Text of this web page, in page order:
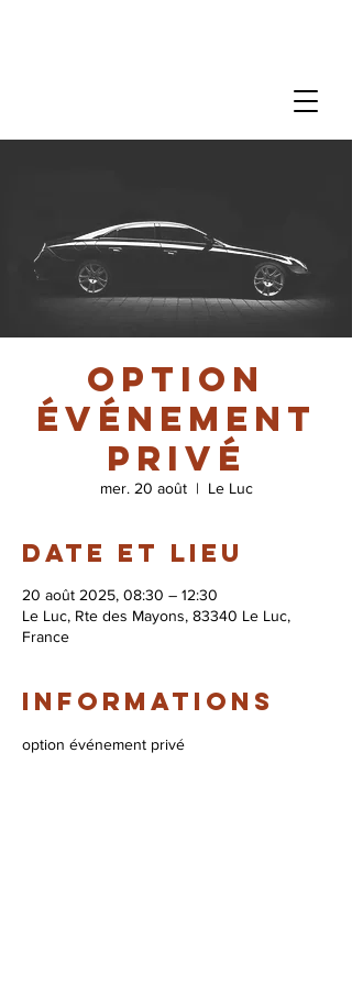
option
événement
privé
mer. 20 août
  |
Le Luc
Date et lieu
20 août 2025, 08:30 – 12:30
Le Luc, Rte des Mayons, 83340 Le Luc,
France
Informations
option événement privé